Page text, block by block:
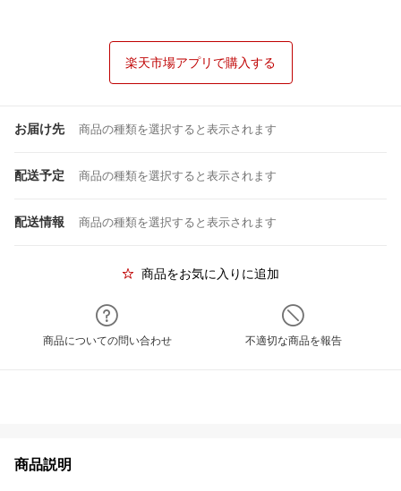
楽天市場アプリで購入する
お届け先 商品の種類を選択すると表示されます
配送予定 商品の種類を選択すると表示されます
配送情報 商品の種類を選択すると表示されます
商品をお気に入りに追加
商品についての問い合わせ 不適切な商品を報告
商品説明